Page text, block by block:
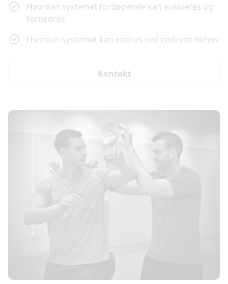
Hvordan systemet fortløpende kan evalueres og
forbedres
Hvordan systemet kan endres ved endrede behov
Kontakt